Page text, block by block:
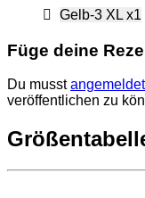
Gelb-3 XL x1
Füge deine
Du musstangemeldet
veröffentlichen zu